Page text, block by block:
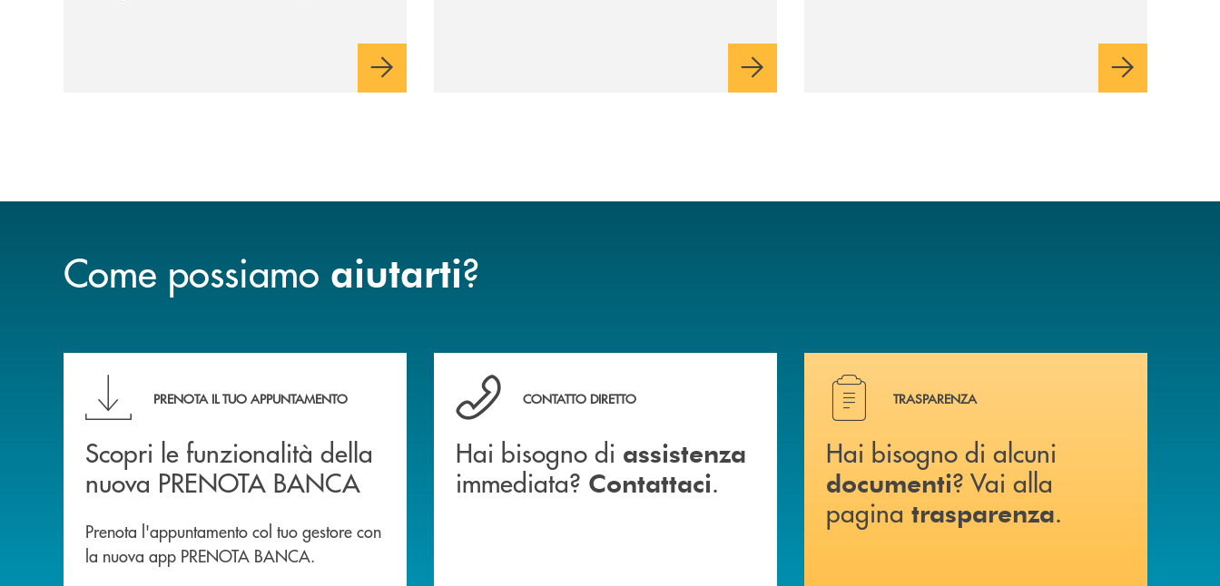
Come possiamo aiutarti?
PRENOTA IL TUO APPUNTAMENTO
Scopri le funzionalità della
nuova PRENOTA BANCA
Prenota l'appuntamento col tuo gestore con
la nuova app PRENOTA BANCA.
Hai bisogno di assistenza immediata? Contattaci .
CONTATTO DIRETTO
Hai bisogno di assistenza
immediata? Contattaci.
Hai bisogno di alcuni documenti ? Vai alla pagina
TRASPARENZA
Hai bisogno di alcuni
documenti? Vai alla
pagina trasparenza.